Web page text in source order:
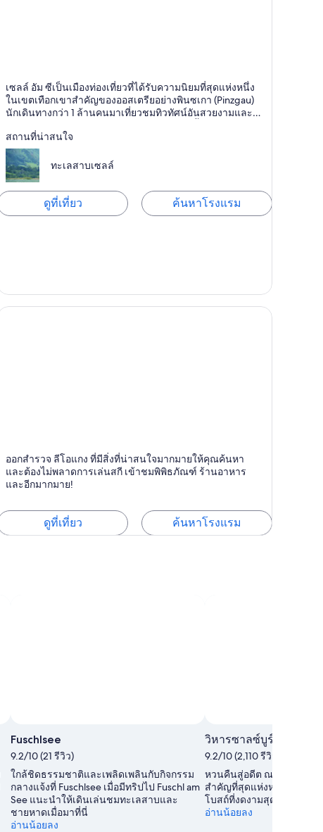
Zell am
See
ทะเลสาบ,
สกี, สปา
เซลล์ อัม ซีเป็นเมืองท่องเที่ยวที่ได้รับความนิยมที่สุดแห่งหนึ่ง
ในเขตเทือกเขาสำคัญของออสเตรียอย่างพินซเกา (Pinzgau)
นักเดินทางกว่า 1 ล้านคนมาเที่ยวชมทิวทัศน์อันสวยงามและ
สถานที่น่าสนใจ
ทะเลสาบเซลล์
ดูที่เที่ยว ค้นหาโรงแรม
ลีโอแกง
ร้านอาหาร, ปั่นจักรยาน, สกี
ออกสำรวจ ลีโอแกง ที่มีสิ่งที่น่าสนใจมากมายให้คุณค้นหา
และต้องไม่พลาดการเล่นสกี เข้าชมพิพิธภัณฑ์ ร้านอาหาร
และอีกมากมาย!
ดูที่เที่ยว ค้นหาโรงแรม
สาธารณะ
โดย
Sue
A.
Fuschlsee
9.2/10 (21 รีวิว)
ใกล้ชิดธรรมชาติและเพลิดเพลินกับกิจกรรม
กลางแจ้งที่ Fuschlsee เมื่อมีทริปไป Fuschl am
See แนะนำให้เดินเล่นชมทะเลสาบและ
ชายหาดเมื่อมาที่นี่
อ่านน้อยลง
วิหารซาลซ์บูร์ก
9.2/10 (2,110 รีวิว)
หวนคืนสู่อดีต ณ สถานที่ปร
สำคัญที่สุดแห่งหนึ่งของซา
โบสถ์ที่งดงามสุดแห่งหนึ่งข
อ่านน้อยลง